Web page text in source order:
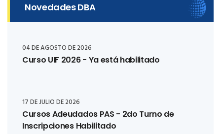
Novedades DBA
04 DE AGOSTO DE 2026
Curso UIF 2026 - Ya está habilitado
17 DE JULIO DE 2026
Cursos Adeudados PAS - 2do Turno de
Inscripciones Habilitado